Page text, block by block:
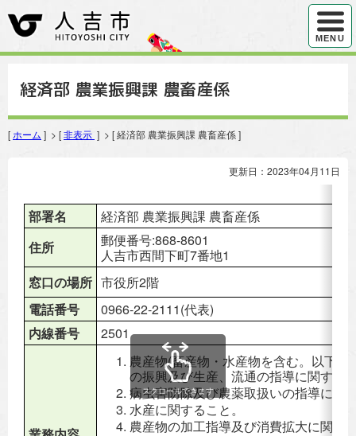
ハンバ
MENU
経済部 農業振興課 農畜産係
[ ホーム ] > [非表示 ] > [ 経済部 農業振興課 農畜産係 ]
更新日：2023年04月11日
部署名
経済部 農業振興課 農畜産係
住所
郵便番号:868-8601
人吉市西間下町7番地1
窓口の場所 市役所2階
電話番号
0966-22-2111(代表)
内線番号
2501
農産物(畜産物・水産物を含む。以下同
の振興及び生産、流通の指導に関する
病虫害防除及び農薬取扱いの指導に関
水産に関すること。
農産物の加工指導及び消費拡大に関す
スクロールできます